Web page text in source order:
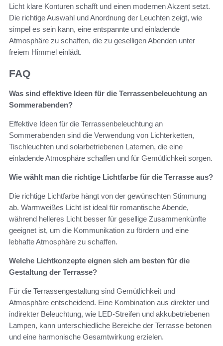
Licht klare Konturen schafft und einen modernen Akzent setzt.
Die richtige Auswahl und Anordnung der Leuchten zeigt, wie
simpel es sein kann, eine entspannte und einladende
Atmosphäre zu schaffen, die zu geselligen Abenden unter
freiem Himmel einlädt.
FAQ
Was sind effektive Ideen für die Terrassenbeleuchtung an
Sommerabenden?
Effektive Ideen für die Terrassenbeleuchtung an
Sommerabenden sind die Verwendung von Lichterketten,
Tischleuchten und solarbetriebenen Laternen, die eine
einladende Atmosphäre schaffen und für Gemütlichkeit sorgen.
Wie wählt man die richtige Lichtfarbe für die Terrasse aus?
Die richtige Lichtfarbe hängt von der gewünschten Stimmung
ab. Warmweißes Licht ist ideal für romantische Abende,
während helleres Licht besser für gesellige Zusammenkünfte
geeignet ist, um die Kommunikation zu fördern und eine
lebhafte Atmosphäre zu schaffen.
Welche Lichtkonzepte eignen sich am besten für die
Gestaltung der Terrasse?
Für die Terrassengestaltung sind Gemütlichkeit und
Atmosphäre entscheidend. Eine Kombination aus direkter und
indirekter Beleuchtung, wie LED-Streifen und akkubetriebenen
Lampen, kann unterschiedliche Bereiche der Terrasse betonen
und eine harmonische Gesamtwirkung erzielen.